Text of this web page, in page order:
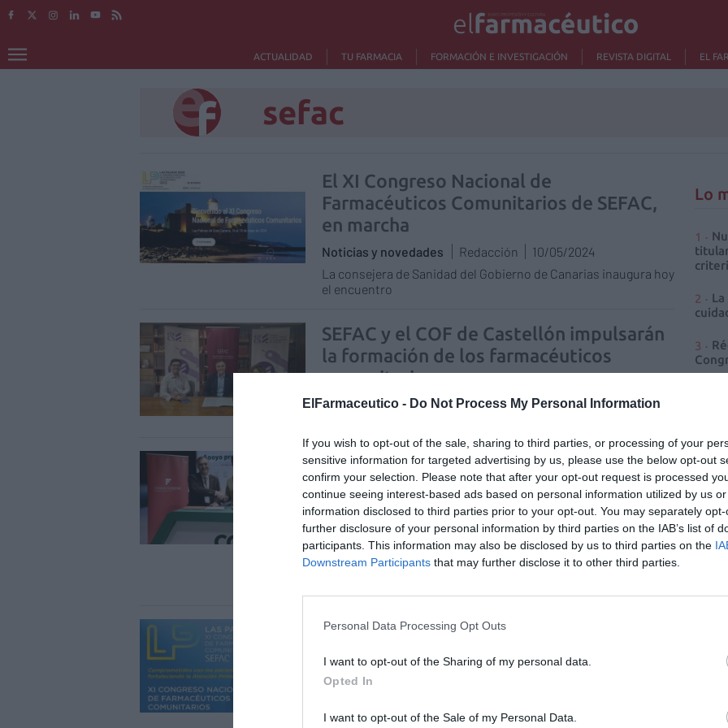
ElFarmaceutico - Do Not Process My Personal Information
If you wish to opt-out of the sale, sharing to third parties, or processing of your
sensitive information for targeted advertising by us, please use the below opt-out
confirm your selection. Please note that after your opt-out request is processed
continue seeing interest-based ads based on personal information utilized by us
information disclosed to third parties prior to your opt-out. You may separately
further disclosure of your personal information by third parties on the IAB’s list of
participants. This information may also be disclosed by us to third parties on the
Downstream Participants that may further disclose it to other third parties.
Personal Data Processing Opt Outs
I want to opt-out of the Sharing of my personal data.
Opted In
I want to opt-out of the Sale of my Personal Data.
ACTUALIDAD TU FARMACIA FORMACIÓN E INVESTIGACIÓN REVISTA DIGITAL EL
sefac
El XI Congreso Nacional de
Farmacéuticos Comunitarios de SEFAC,
en marcha
Noticias y novedades Redacción
10/05/2024
La consejera de Sanidad del Gobierno de Canarias inaugura hoy
el encuentro
SEFAC y el COF de Castellón impulsarán
la formación de los farmacéuticos
comunitarios
Noticias y novedades Redacción 29/04/2024
El COFM se une al proyecto ConóceMe
para formar a los adolescentes en el uso
adecuado de los medicamentos
Noticias y novedades Redacción
05/04/2024
La iniciativa puesta en marcha por SEFAC está dirigida a
estudiantes madrileños de 3º y 4º de Educación Secundaria
El XI Congreso de SEFAC contará con
nacionales e internacionales
Lo